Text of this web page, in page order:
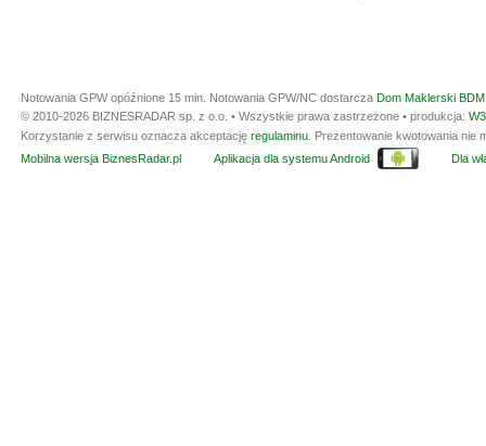
Notowania GPW opóźnione 15 min. Notowania GPW/NC dostarcza Dom Maklerski
© 2010-2026 BIZNESRADAR sp. z o.o. • Wszystkie prawa zastrzeżone • produkcja:
Korzystanie z serwisu oznacza akceptację regulaminu . Prezentowanie kwotowania
Mobilna wersja BiznesRadar.pl
Aplikacja dla systemu Android Dla